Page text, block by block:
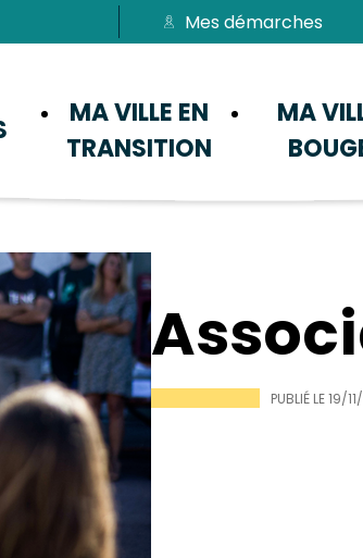
Passer au contenu
Mes démarches
MA VILLE EN
TRANSITION
MA
PUBLIÉ LE19/